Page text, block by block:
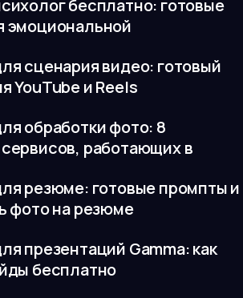
бесплатно: готовые
эмоциональной
сценария видео: готовый
YouTube и Reels
обработки фото: 8
работающих в
резюме: готовые промпты и
фото на резюме
презентаций Gamma: как
бесплатно